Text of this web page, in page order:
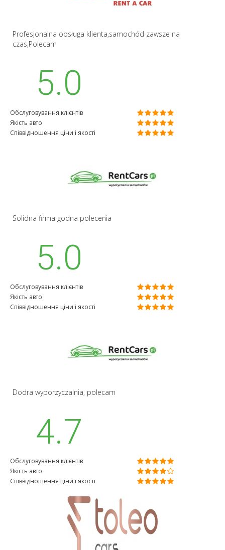
Profesjonalna obsługa klienta,samochód zawsze na
czas,Polecam
5.0
Обслуговування клієнтів
Якість авто
Співвідношення ціни і якості
Solidna firma godna polecenia
5.0
Обслуговування клієнтів
Якість авто
Співвідношення ціни і якості
Dodra wyporzyczalnia, polecam
4.7
Обслуговування клієнтів
Якість авто
Співвідношення ціни і якості